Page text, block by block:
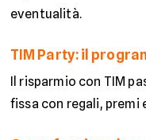
eventualità.
TIM Party: il
Il risparmio con TIM
fissa con regali, premi